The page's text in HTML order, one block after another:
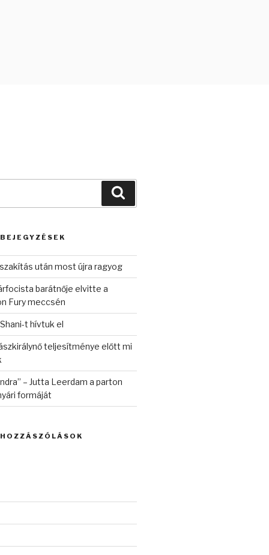
után most újra ragyog
barátnője elvitte a
Fury meccsén
t hívtuk el
teljesítménye előtt mi
– Jutta Leerdam a parton
formáját